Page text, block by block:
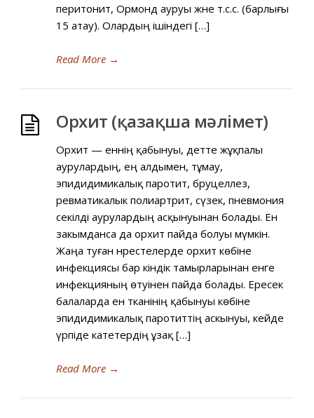
перитонит, Ормонд ауруы және т.с.с. (барлығы
15 атау). Олардың ішіндегі […]
Read More →
Орхит (қазақша мәлімет)
Орхит — еннің қабынуы, әдетте жұқпалы
аурулардың, ең алдымен, тұмау,
эпидидимикалық паротит, бруцеллез,
ревматикалык полиартрит, сүзек, пневмония
секілді аурулардың асқынуынан болады. Ен
закымданса да орхит пайда болуы мүмкін.
Жаңа туған нәрестелерде орхит көбіне
инфекциясы бар кіндік тамырларынан енге
инфекцияның өтуінен пайда болады. Ересек
балаларда ен тканінің қабынуы көбіне
эпидидимикалық паротиттің аскынуы, кейде
үрпіде катетердің ұзақ […]
Read More →